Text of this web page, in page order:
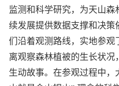
监测和科学研究，为天山
续发展提供数据支撑和决策
们沿着观测路线，实地参观
离观察森林植被的生长状况
生动故事。在参观过程中，